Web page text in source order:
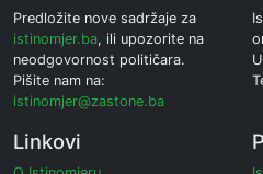
Predložite nove sadržaje za
istinomjer.ba, ili upozorite na
neodgovornost političara.
Pišite nam na:
istinomjer@zastone.ba
Linkovi